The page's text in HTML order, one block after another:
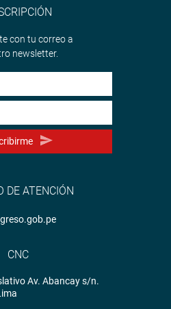
con tu correo a
newsletter.
DE ATENCIÓN
CNC
Av. Abancay s/n.